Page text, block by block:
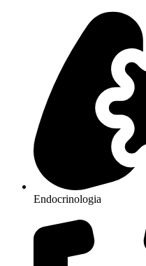
Endocrinologia